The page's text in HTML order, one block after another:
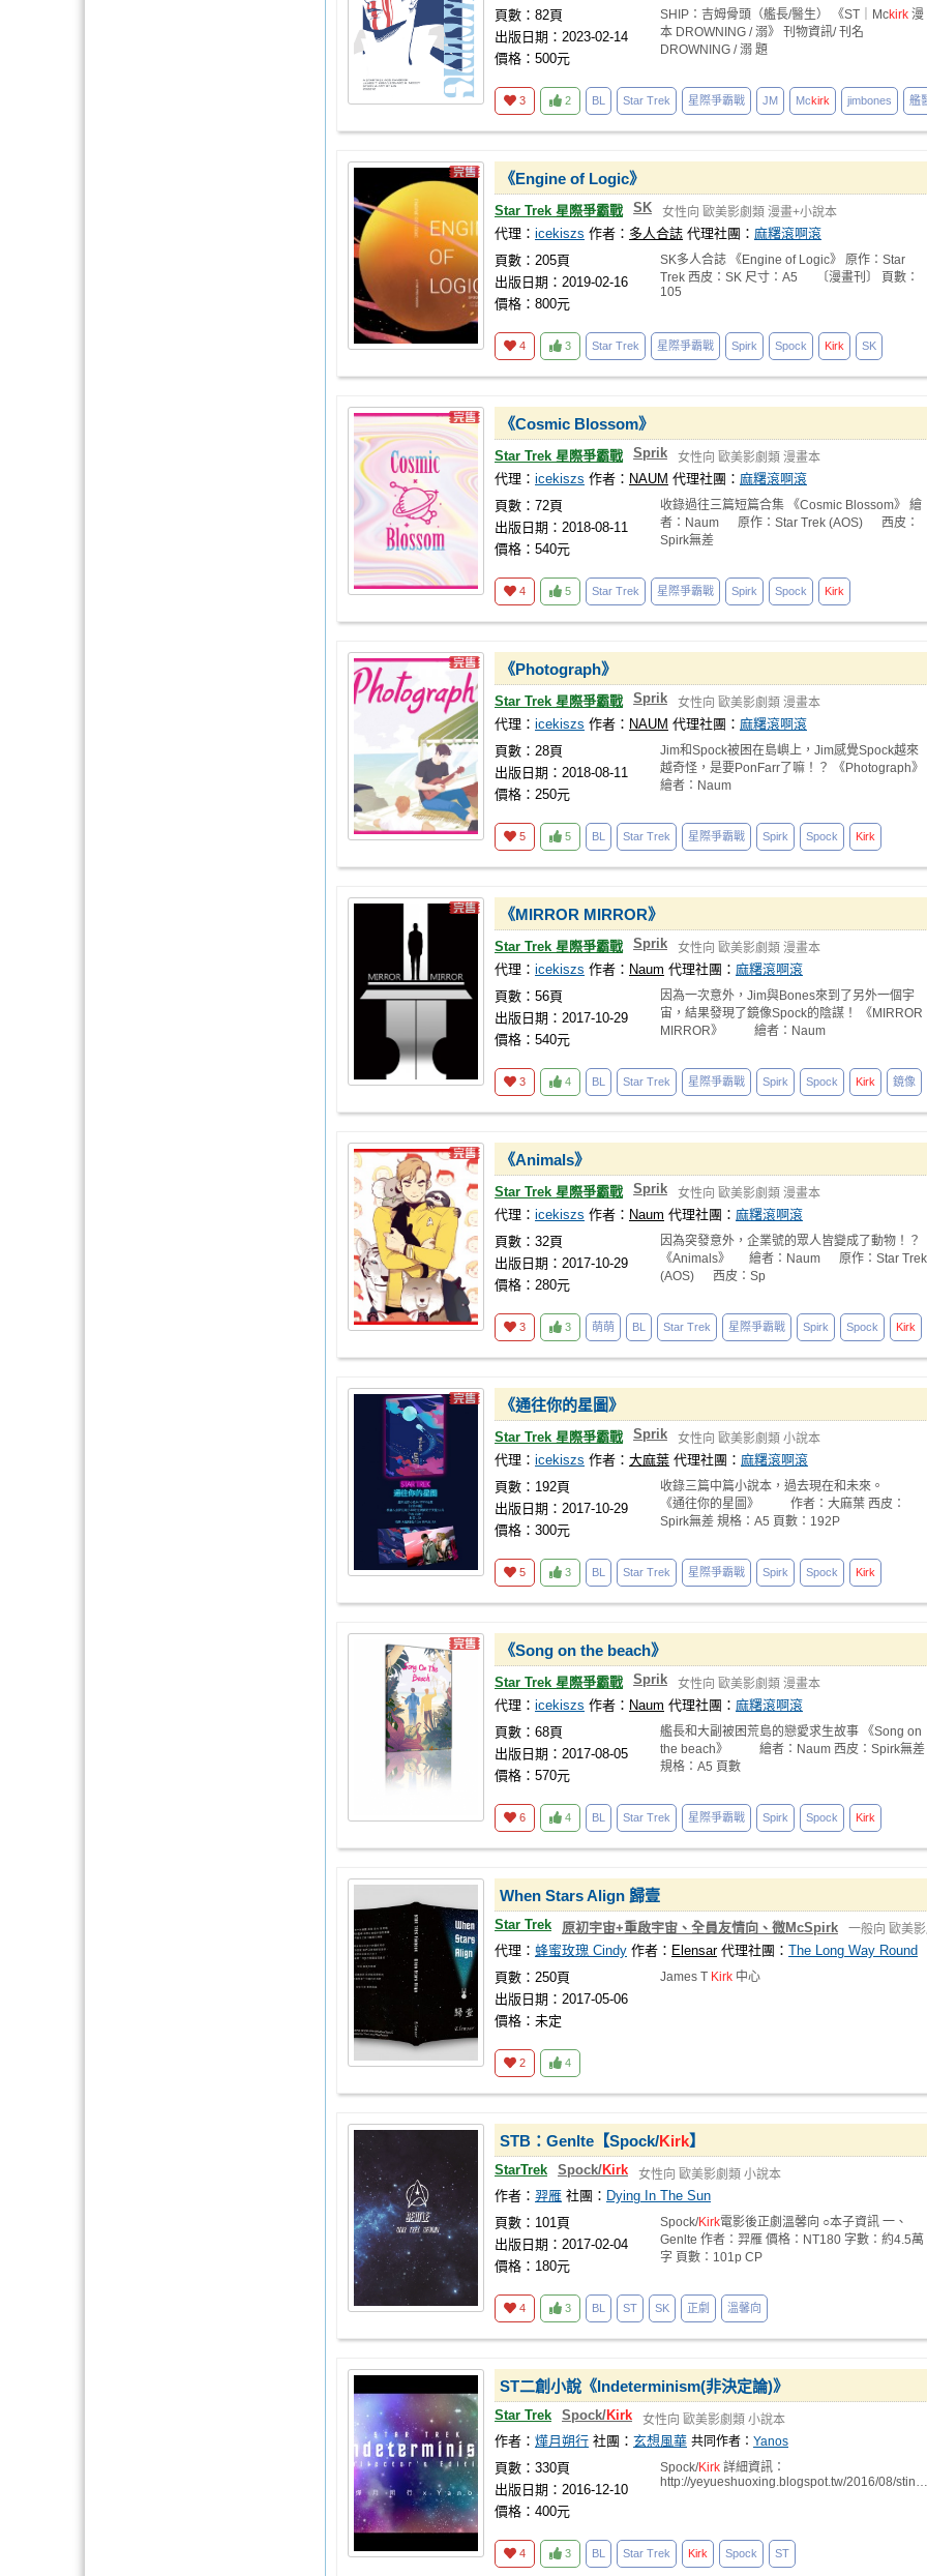
頁數：82頁
出版日期：2023-02-14
價格：500元
SHIP：吉姆骨頭（艦長/醫生） 《ST｜Mckirk 漫
本 DROWNING / 溺》 刊物資訊/ 刊名
DROWNING / 溺 題
3 2 BL Star Trek 星際爭霸戰 JM Mckirk jimbones 艦
《Engine of Logic》
Star Trek 星際爭霸戰 SK 女性向 歐美影劇類 漫畫+小說本
代理： icekiszs 作者： 多人合誌 代理社團： 麻糬滾啊滾
頁數：205頁
出版日期：2019-02-16
價格：800元
SK多人合誌 《Engine of Logic》 原作：Star
Trek 西皮：SK 尺寸：A5 〔漫畫刊〕 頁數：
105
4 3 Star Trek 星際爭霸戰 Spirk Spock Kirk SK
《Cosmic Blossom》
Star Trek 星際爭霸戰 Sprik 女性向 歐美影劇類 漫畫本
代理： icekiszs 作者： NAUM 代理社團： 麻糬滾啊滾
頁數：72頁
出版日期：2018-08-11
價格：540元
收錄過往三篇短篇合集 《Cosmic Blossom》 繪
者：Naum 原作：Star Trek (AOS) 西皮：
Spirk無差
4 5 Star Trek 星際爭霸戰 Spirk Spock Kirk
《Photograph》
Star Trek 星際爭霸戰 Sprik 女性向 歐美影劇類 漫畫本
代理： icekiszs 作者： NAUM 代理社團： 麻糬滾啊滾
頁數：28頁
出版日期：2018-08-11
價格：250元
Jim和Spock被困在島嶼上，Jim感覺Spock越來
越奇怪，是要PonFarr了嘛！？ 《Photograph》
繪者：Naum
5 5 BL Star Trek 星際爭霸戰 Spirk Spock Kirk
《MIRROR MIRROR》
Star Trek 星際爭霸戰 Sprik 女性向 歐美影劇類 漫畫本
代理： icekiszs 作者： Naum 代理社團： 麻糬滾啊滾
頁數：56頁
出版日期：2017-10-29
價格：540元
因為一次意外，Jim與Bones來到了另外一個宇
宙，結果發現了鏡像Spock的陰謀！ 《MIRROR
MIRROR》 繪者：Naum
3 4 BL Star Trek 星際爭霸戰 Spirk Spock Kirk 鏡像
《Animals》
Star Trek 星際爭霸戰 Sprik 女性向 歐美影劇類 漫畫本
代理： icekiszs 作者： Naum 代理社團： 麻糬滾啊滾
頁數：32頁
出版日期：2017-10-29
價格：280元
因為突發意外，企業號的眾人皆變成了動物！？
《Animals》 繪者：Naum 原作：Star Trek
(AOS) 西皮：Sp
3 3 萌萌 BL Star Trek 星際爭霸戰 Spirk Spock Kirk
《通往你的星圖》
Star Trek 星際爭霸戰 Sprik 女性向 歐美影劇類 小說本
代理： icekiszs 作者： 大麻葉 代理社團： 麻糬滾啊滾
頁數：192頁
出版日期：2017-10-29
價格：300元
收錄三篇中篇小說本，過去現在和未來。
《通往你的星圖》 作者：大麻葉 西皮：
Spirk無差 規格：A5 頁數：192P
5 3 BL Star Trek 星際爭霸戰 Spirk Spock Kirk
《Song on the beach》
Star Trek 星際爭霸戰 Sprik 女性向 歐美影劇類 漫畫本
代理： icekiszs 作者： Naum 代理社團： 麻糬滾啊滾
頁數：68頁
出版日期：2017-08-05
價格：570元
艦長和大副被困荒島的戀愛求生故事 《Song on
the beach》 繪者：Naum 西皮：Spirk無差
規格：A5 頁數
6 4 BL Star Trek 星際爭霸戰 Spirk Spock Kirk
When Stars Align 歸壹
Star Trek 原初宇宙+重啟宇宙、全員友情向、微McSpirk 一般向 歐美
代理： 蜂蜜玫瑰 Cindy 作者： Elensar 代理社團： The Long Way Round
頁數：250頁
出版日期：2017-05-06
價格：未定
James T Kirk 中心
2 4
STB：Genlte【Spock/Kirk】
StarTrek Spock/Kirk 女性向 歐美影劇類 小說本
作者： 羿雁 社團： Dying In The Sun
頁數：101頁
出版日期：2017-02-04
價格：180元
Spock/Kirk電影後正劇溫馨向 ○本子資訊 一、
Genlte 作者：羿雁 價格：NT180 字數：約4.5萬
字 頁數：101p CP
4 3 BL ST SK 正劇 溫馨向
ST二創小說《Indeterminism(非決定論)》
Star Trek Spock/Kirk 女性向 歐美影劇類 小說本
作者： 燁月朔行 社團： 玄想風華 共同作者： Yanos
頁數：330頁
出版日期：2016-12-10
價格：400元
Spock/Kirk 詳細資訊：
http://yeyueshuoxing.blogspot.tw/2016/08/stindetermini
4 3 BL Star Trek Kirk Spock ST